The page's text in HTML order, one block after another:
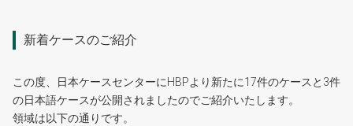
新着ケースのご紹介
この度、日本ケースセンターにHBPより新たに17件のケースと3件
の日本語ケースが公開されましたのでご紹介いたします。
領域は以下の通りです。